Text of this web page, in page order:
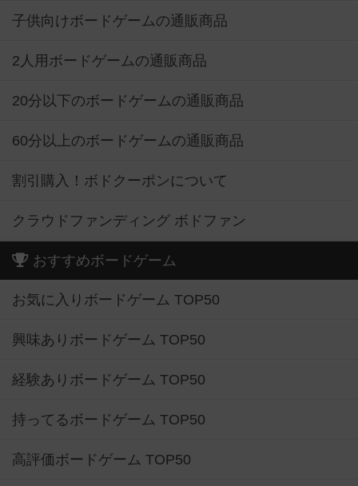
子供向けボードゲームの通販商品
2人用ボードゲームの通販商品
20分以下のボードゲームの通販商品
60分以上のボードゲームの通販商品
割引購入！ボドクーポンについて
クラウドファンディング ボドファン
おすすめボードゲーム
お気に入りボードゲーム TOP50
興味ありボードゲーム TOP50
経験ありボードゲーム TOP50
持ってるボードゲーム TOP50
高評価ボードゲーム TOP50